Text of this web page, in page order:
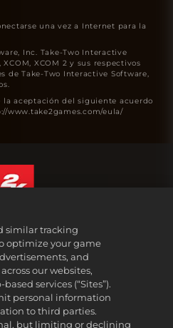
una vez a Internet para la
Inc. Take-Two Interactive
XCOM 2 y sus respectivos
de Take-Two Interactive Software,
aceptación del siguiente acuerdo
www.take2games.com/eula/
legal
privacidad
de cookies
al cliente
mis datos personales
Español
similar tracking
optimize your game
and
our websites,
services (“Sites”).
personal information
to third parties.
but limiting or declining